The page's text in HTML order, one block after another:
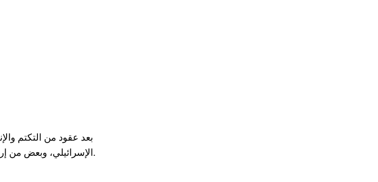
الإسرائيلي، وبعض من إرتكبوا تلك الجرائم أو كانوا شهودًا عليها بدأت شهاداتهم تظهر للعلن مؤخرًا.